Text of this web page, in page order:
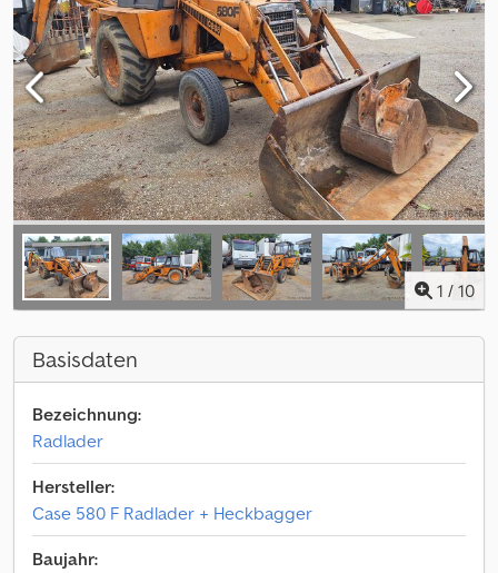
1 / 10
Basisdaten
Bezeichnung:
Radlader
Hersteller:
Case 580 F Radlader + Heckbagger
Baujahr: